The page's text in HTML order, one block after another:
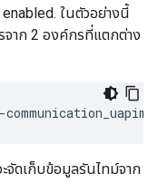
ในตัวอย่างนี้
จาก 2 องค์กรที่แตกต่าง
จัดเก็บข้อมูลรันไทม์จาก